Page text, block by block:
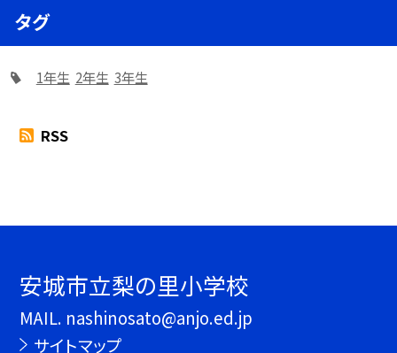
タグ
1年生 2年生 3年生
RSS
安城市立梨の里小学校
MAIL. nashinosato@anjo.ed.jp
サイトマップ